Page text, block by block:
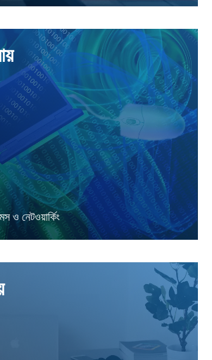
ও নেটওয়ার্কিং